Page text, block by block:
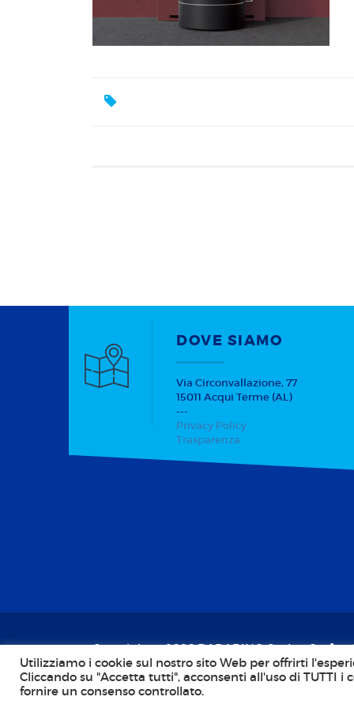
DOVE SIAMO
Via Circonvallazione, 77
15011 Acqui Terme (AL)
---
Privacy Policy
Trasparenza
Copyright © 2026 BARABINO Scale - Stufe -
CF: BRBGGF45R29D969J; P.IVA:
Agency:Callidus Pro - IT Solutions. Tutti i
Utilizziamo i cookie sul nostro sito Web per offrirti
Cliccando su "Accetta tutti", acconsenti all'uso di TUTTI
fornire un consenso controllato.